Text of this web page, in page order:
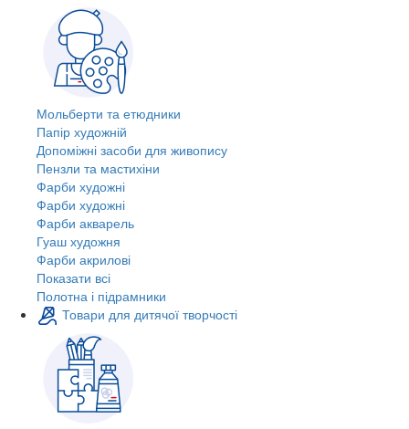
Мольберти та етюдники
Папір художній
Допоміжні засоби для живопису
Пензли та мастихіни
Фарби художні
Фарби художні
Фарби акварель
Гуаш художня
Фарби акрилові
Показати всі
Полотна і підрамники
Товари для дитячої творчості